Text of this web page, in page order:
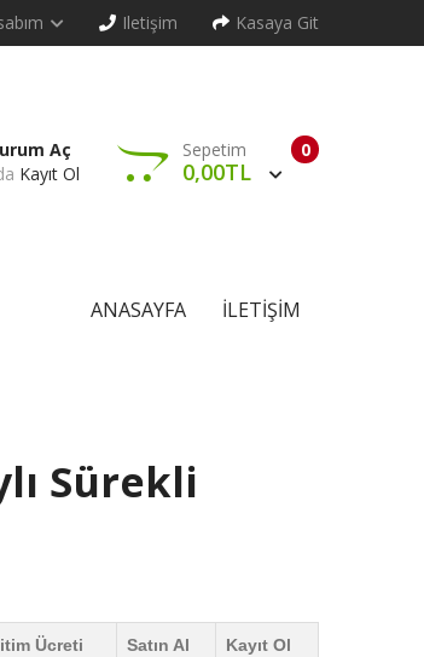
Iletişim Kasaya Git
Aç
Kayıt Ol
0
Sepetim
0,00TL
ANASAYFA İLETIŞIM
Sürekli
Ücreti Satın Al Kayıt Ol